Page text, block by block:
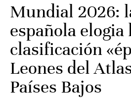
Mundial 2026:
española elogia
clasificación
Leones del
Países Bajos